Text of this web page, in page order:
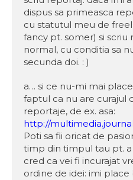
dispus sa primeasca
cu statutul meu de
fancy pt. somer) si
normal, cu conditia sa
secunda doi. : )
a… si ce nu-mi mai
faptul ca nu are curajul
reportaje, de ex. asa:
http://
Poti sa fii oricat de
timp din timpul tau pt. a
cred ca vei fi incurajat
ordine de idei: imi